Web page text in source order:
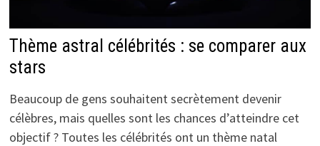
Thème astral célébrités : se comparer aux
stars
Beaucoup de gens souhaitent secrètement devenir
célèbres, mais quelles sont les chances d’atteindre cet
objectif ? Toutes les célébrités ont un thème natal